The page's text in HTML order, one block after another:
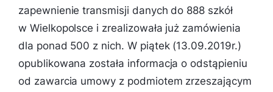
zapewnienie transmisji danych do 888 szkół
w Wielkopolsce i zrealizowała już zamówienia
dla ponad 500 z nich. W piątek (13.09.2019r.)
opublikowana została informacja o odstąpieniu
od zawarcia umowy z podmiotem zrzeszającym